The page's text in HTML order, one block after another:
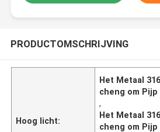
PRODUCTOMSCHRIJVING
Hoog licht:
Het Metaal
cheng om Pijp
,
Het Metaal
cheng om Pijp